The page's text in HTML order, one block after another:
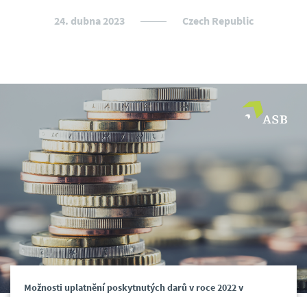
24. dubna 2023 Czech Republic
Možnosti uplatnění poskytnutých darů v roce 2022 v